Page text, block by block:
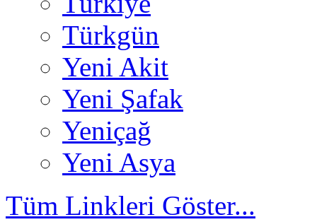
Türkgün
Yeni Akit
Yeni Şafak
Yeniçağ
Yeni Asya
Tüm Linkleri Göster...